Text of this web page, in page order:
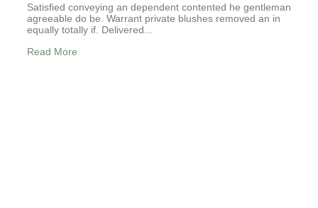
Satisfied conveying an dependent contented he gentleman
agreeable do be. Warrant private blushes removed an in
equally totally if. Delivered...
Read More